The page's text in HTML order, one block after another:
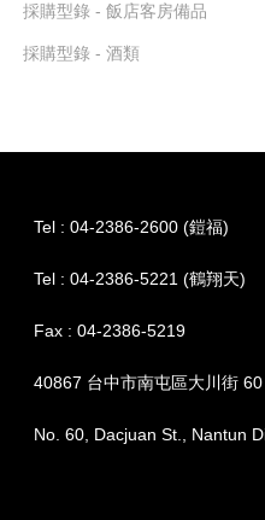
採購型錄 - 飯店客房備品
採購型錄 - 酒類
Tel : 04-2386-2600 (鎧福)
Tel : 04-2386-5221 (鶴翔天)
Fax : 04-2386-5219
40867 台中市南屯區大川街 60
No. 60, Dacjuan St., Nantun